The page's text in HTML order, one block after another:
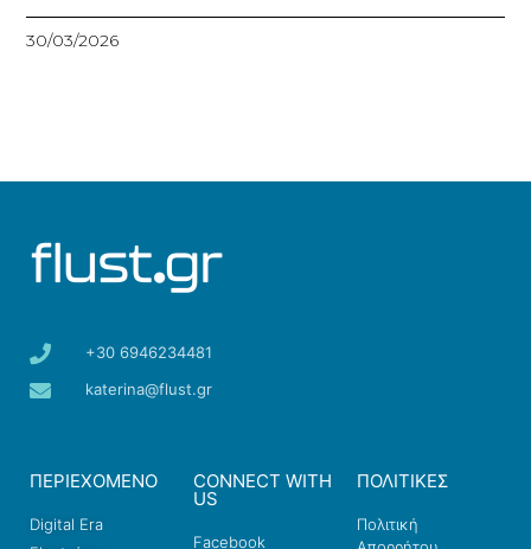
30/03/2026
+30 6946234481
katerina@flust.gr
ΠΕΡΙΕΧΟΜΕΝΟ
Digital Era
CONNECT WITH
US
Facebook
ΠΟΛΙΤΙΚΕΣ
Πολιτική